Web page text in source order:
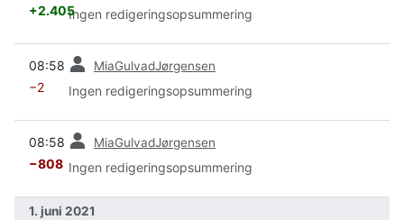
+2.405Ingen redigeringsopsummering
08:58 MiaGulvadJørgensen
−2 Ingen redigeringsopsummering
08:58 MiaGulvadJørgensen
−808 Ingen redigeringsopsummering
1. juni 2021